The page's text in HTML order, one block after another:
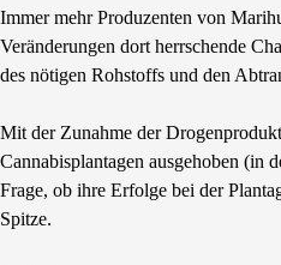
Immer mehr Produzenten von
Veränderungen dort herrschende
des nötigen Rohstoffs und den
Mit der Zunahme der
Cannabisplantagen ausgehoben (in
Frage, ob ihre Erfolge bei der
Spitze.